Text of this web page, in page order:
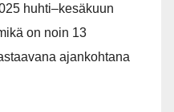
huhti–kesäkuun
on noin 13
ajankohtana